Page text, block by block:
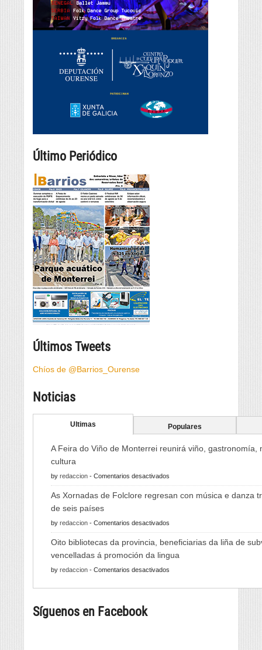
Último Periódico
Últimos Tweets
Chíos de @Barrios_Ourense
Noticias
Ultimas Populares
A Feira do Viño de Monterrei reunirá viño, gastronomía,
cultura
by redaccion - Comentarios desactivados
A
de
Monterrei
As Xornadas de Folclore regresan con música e danza
de seis países
by redaccion - Comentarios desactivados
As
de
regresan
Oito bibliotecas da provincia, beneficiarias da liña de
vencelladas á promoción da lingua
by redaccion - Comentarios desactivados
Síguenos en Facebook